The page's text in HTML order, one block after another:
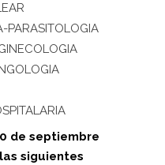
PARASITOLOGIA
de septiembre
siguientes